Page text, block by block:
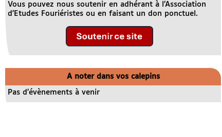
Vous pouvez nous soutenir en adhérant à l’Association
d’Etudes Fouriéristes ou en faisant un don ponctuel.
A noter dans vos calepins
Pas d’évènements à venir